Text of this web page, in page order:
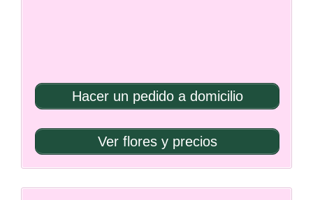
Hacer un pedido a domicilio
Ver flores y precios